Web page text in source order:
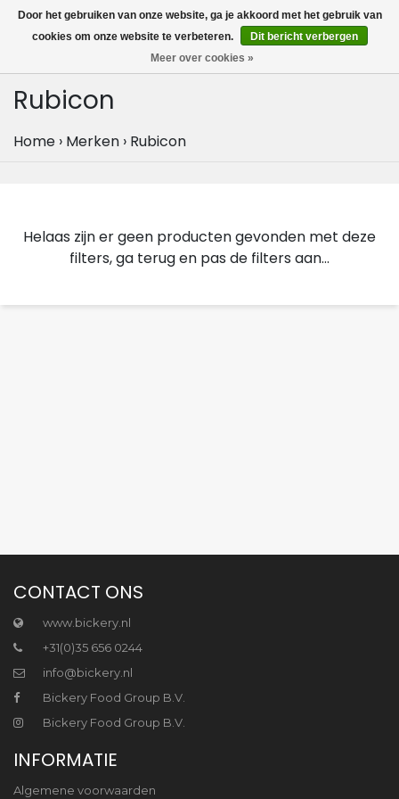
MENU
0
Rubicon
Home › Merken › Rubicon
Helaas zijn er geen producten gevonden met deze
filters, ga terug en pas de filters aan...
CONTACT ONS
www.bickery.nl
+31(0)35 656 0244
info@bickery.nl
Bickery Food Group B.V.
Bickery Food Group B.V.
INFORMATIE
Algemene voorwaarden
Door het gebruiken van onze website, ga je akkoord met het gebruik van
cookies om onze website te verbeteren.
Dit bericht verbergen
Meer over cookies »